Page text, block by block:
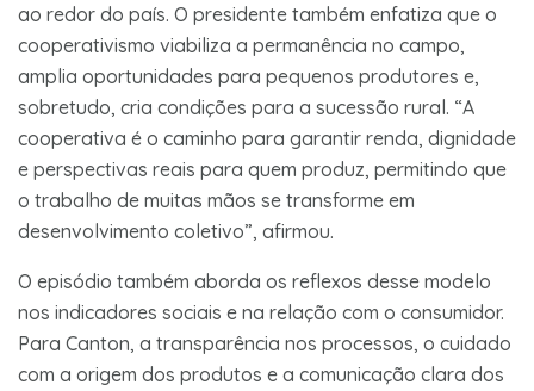
ao redor do país. O presidente também enfatiza que o
cooperativismo viabiliza a permanência no campo,
amplia oportunidades para pequenos produtores e,
sobretudo, cria condições para a sucessão rural. “A
cooperativa é o caminho para garantir renda, dignidade
e perspectivas reais para quem produz, permitindo que
o trabalho de muitas mãos se transforme em
desenvolvimento coletivo”, afirmou.
O episódio também aborda os reflexos desse modelo
nos indicadores sociais e na relação com o consumidor.
Para Canton, a transparência nos processos, o cuidado
com a origem dos produtos e a comunicação clara dos